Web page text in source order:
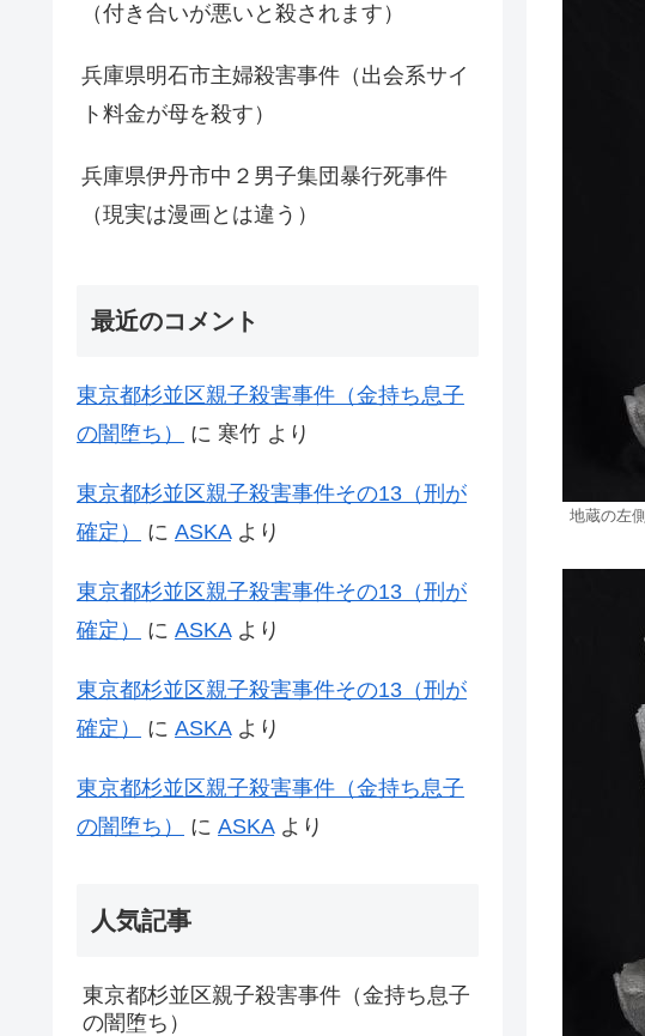
地蔵の左
（付き合いが悪いと殺されます）
兵庫県明石市主婦殺害事件（出会系サイ
ト料金が母を殺す）
兵庫県伊丹市中２男子集団暴行死事件
（現実は漫画とは違う）
最近のコメント
東京都杉並区親子殺害事件（金持ち息子
の闇堕ち）
に 寒竹 より
東京都杉並区親子殺害事件その13（刑が
確定）
に ASKAより
東京都杉並区親子殺害事件その13（刑が
確定）
に ASKAより
東京都杉並区親子殺害事件その13（刑が
確定）
に ASKAより
東京都杉並区親子殺害事件（金持ち息子
の闇堕ち）
に ASKAより
人気記事
東京都杉並区親子殺害事件（金持ち息子
の闇堕ち）